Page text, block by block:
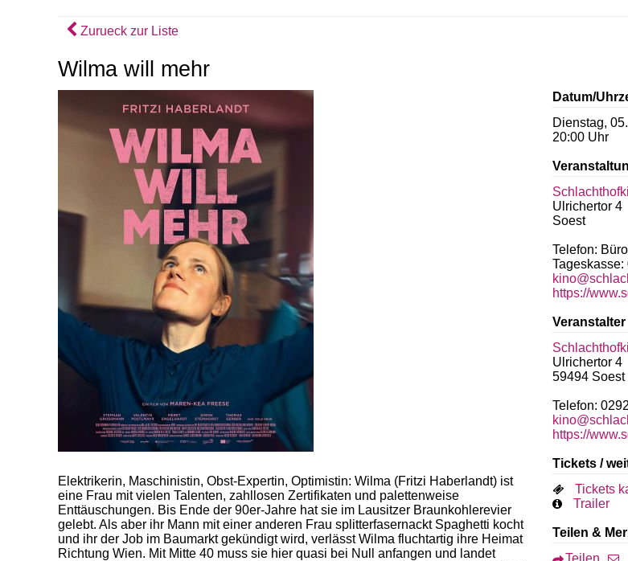
Zurueck zur Liste
Wilma will mehr
Elektrikerin, Maschinistin, Obst-Expertin, Optimistin: Wilma (Fritzi Haberlandt) ist
eine Frau mit vielen Talenten, zahllosen Zertifikaten und palettenweise
Enttäuschungen. Bis Ende der 90er-Jahre hat sie im Lausitzer Braunkohlerevier
gelebt. Als aber ihr Mann mit einer anderen Frau splitterfasernackt Spaghetti kocht
und ihr der Job im Baumarkt gekündigt wird, verlässt Wilma fluchtartig ihre Heimat
Richtung Wien. Mit Mitte 40 muss sie hier quasi bei Null anfangen und landet
Datum/
Dienstag,
20:00 Uhr
Ulrichertor 4
Soest
Telefon:
https://
Veranstalter
Ulrichertor 4
59494Soest
Telefon:
https://
Tickets /
Tickets
Trailer
Teilen &
Teilen